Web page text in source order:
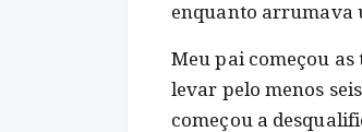
enquanto arrumava
Meu pai começou
levar pelo menos
começou a